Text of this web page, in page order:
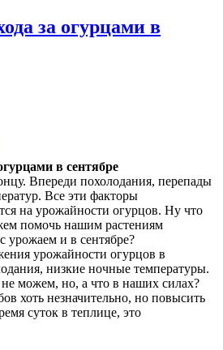
за огурцами в
в сентябре
Впереди похолодания, перепады
Все эти факторы
на урожайности огурцов. Ну что
помочь нашим растениям
урожаем и в сентябре?
урожайности огурцов в
низкие ночные температуры.
можем, но, а что в наших силах?
хоть незначительно, но повысить
суток в теплице, это